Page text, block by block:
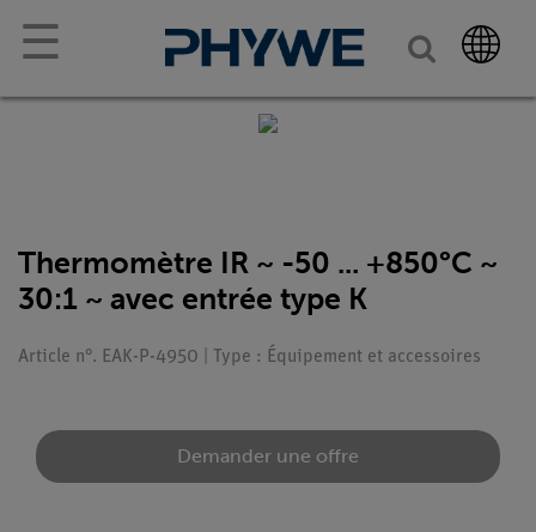
☰
Thermomètre IR ~ -50 ... +850°C ~
30:1 ~ avec entrée type K
Article n°. EAK-P-4950 | Type : Équipement et accessoires
Demander une offre